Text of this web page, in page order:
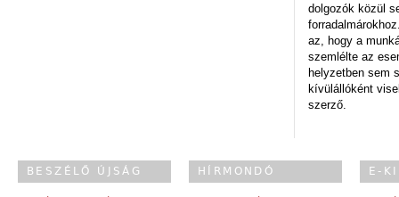
dolgozók közül
az, hogy a
szemlélte az
helyzetben sem
kívülállóként
szerző.
BESZÉLŐ ÚJSÁG HÍRMONDÓ E-